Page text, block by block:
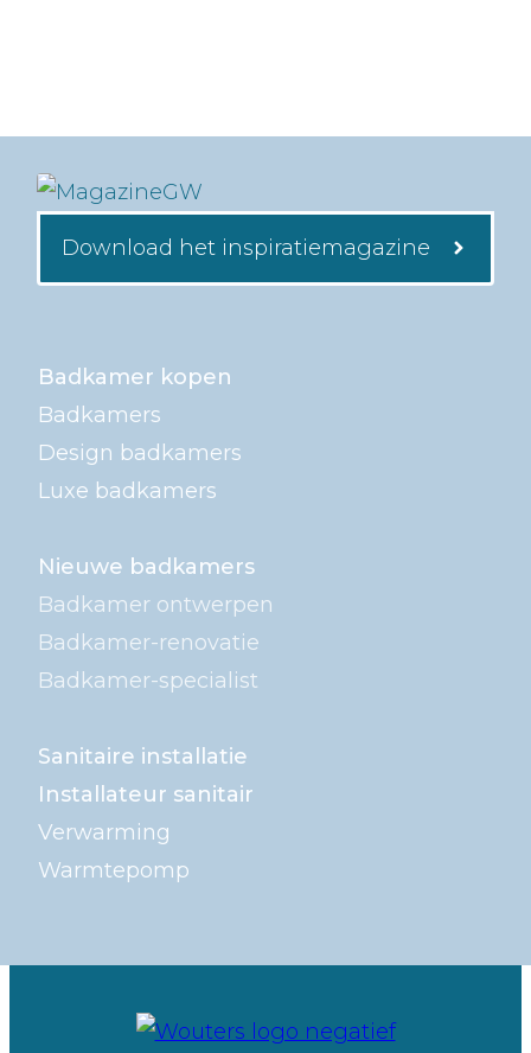
Download het inspiratiemagazine
Badkamer kopen
Badkamers
Design badkamers
Luxe badkamers
Nieuwe badkamers
Badkamer ontwerpen
Badkamer-renovatie
Badkamer-specialist
Sanitaire installatie
Installateur sanitair
Verwarming
Warmtepomp